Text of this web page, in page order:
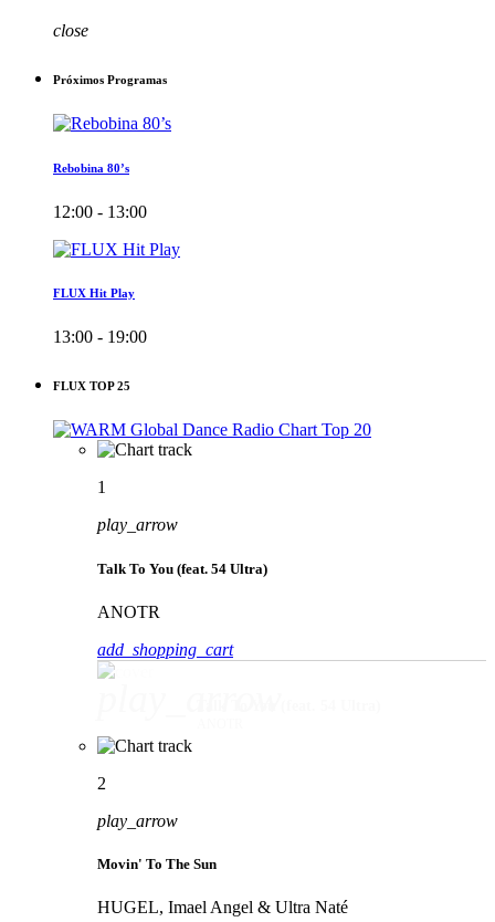
close
Próximos Programas
Rebobina 80’s
12:00 - 13:00
FLUX Hit Play
13:00 - 19:00
FLUX TOP 25
1
play_arrow
Talk To You (feat. 54 Ultra)
ANOTR
add_shopping_cart
2
play_arrow
Movin' To The Sun
HUGEL, Imael Angel & Ultra Naté